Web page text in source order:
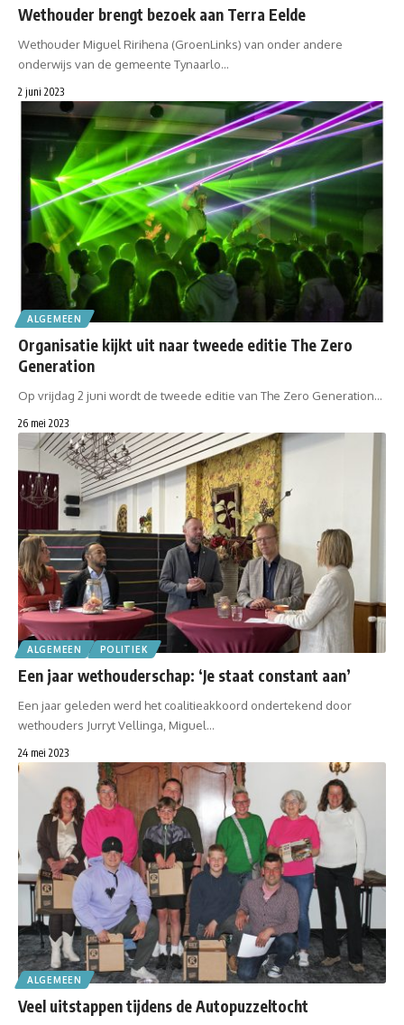
Wethouder brengt bezoek aan Terra Eelde
Wethouder Miguel Ririhena (GroenLinks) van onder andere
onderwijs van de gemeente Tynaarlo…
2 juni 2023
ALGEMEEN
Organisatie kijkt uit naar tweede editie The Zero
Generation
Op vrijdag 2 juni wordt de tweede editie van The Zero Generation…
26 mei 2023
ALGEMEEN POLITIEK
Een jaar wethouderschap: ‘Je staat constant aan’
Een jaar geleden werd het coalitieakkoord ondertekend door
wethouders Jurryt Vellinga, Miguel…
24 mei 2023
ALGEMEEN
Veel uitstappen tijdens de Autopuzzeltocht